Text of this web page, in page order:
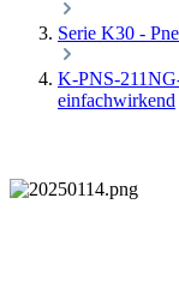
Serie K30 -
K-PNS-
einfachwirkend